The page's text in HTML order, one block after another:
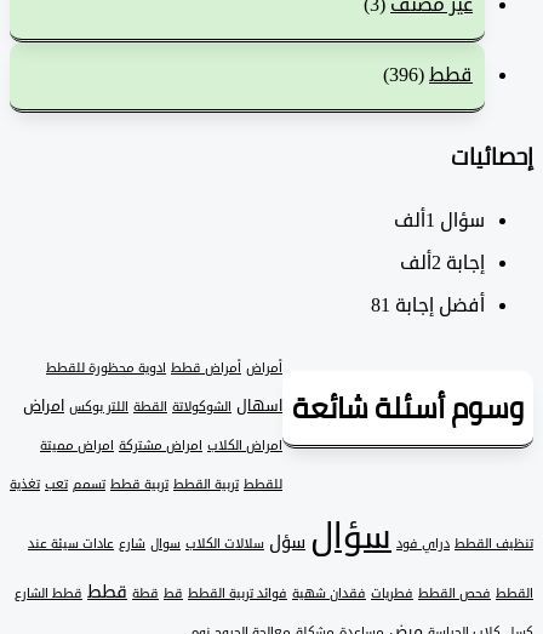
قطط (396)
سؤال1ألف
‫إجابة 2ألف
أفضل إجابة 81
أسئلة شائعة
أمراض قطط ادوية محظورة للقطط
اسهال الشوكولاتة القطة اللتر بوكس امراض
امراض الكلاب امراض مشتركة امراض مميتة
تربية القطط تربية قطط تسمم تعب تغذية
القطط دراي فود سؤالسؤل سلالات الكلاب سوال شارع عادات سيئة عند
فحص القطط فطريات فقدان شهية فوائد تربية القطط قط قطة قطط قطط الشارع